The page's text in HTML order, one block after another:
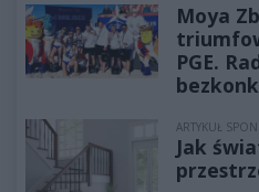
Moya
PGE.
ARTYKUŁ
Jak